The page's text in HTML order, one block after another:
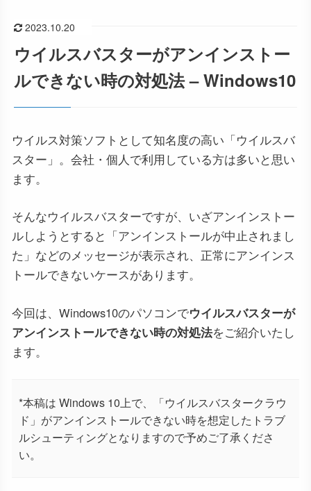
2023.10.20
ウイルスバスターがアンインストー
ルできない時の対処法 – Windows10
ウイルス対策ソフトとして知名度の高い「ウイルスバ
スター」。会社・個人で利用している方は多いと思い
ます。
そんなウイルスバスターですが、いざアンインストー
ルしようとすると「アンインストールが中止されまし
た」などのメッセージが表示され、正常にアンインス
トールできないケースがあります。
今回は、Windows10のパソコンでウイルスバスターが
アンインストールできない時の対処法をご紹介いたし
ます。
*本稿は Windows 10上で、「ウイルスバスタークラウ
ド」がアンインストールできない時を想定したトラブ
ルシューティングとなりますので予めご了承くださ
い。